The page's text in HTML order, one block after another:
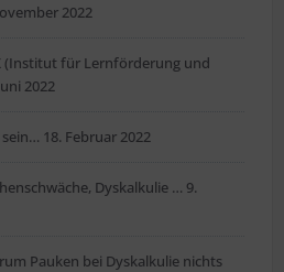
2022
(Institut für Lernförderung und
2022
18. Februar 2022
Dyskalkulie … 9.
Pauken bei Dyskalkulie nichts